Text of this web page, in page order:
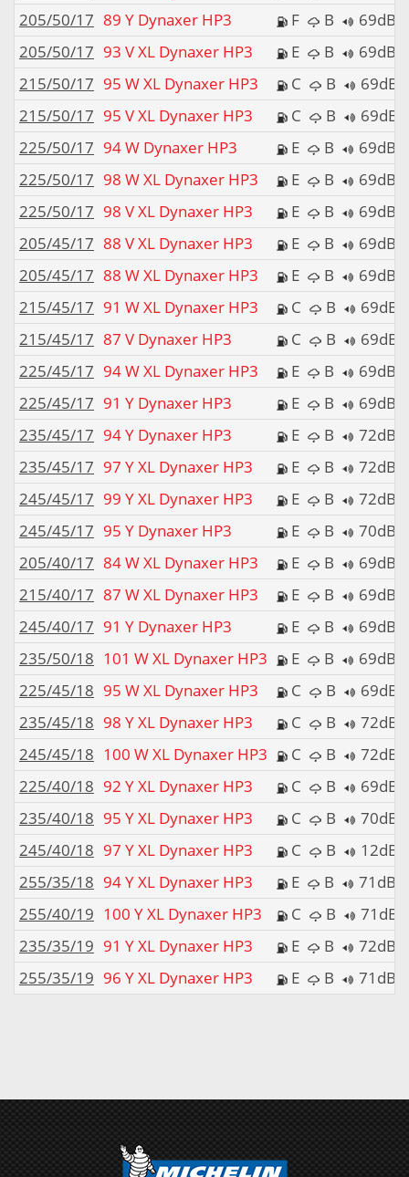
205/50/17 89 Y Dynaxer HP3 F B
69dB
205/50/17 93 V XL Dynaxer HP3 E B
69dB
215/50/17 95 W XL Dynaxer HP3 C B
69dB
215/50/17 95 V XL Dynaxer HP3 C B
69dB
225/50/17 94 W Dynaxer HP3 E B
69dB
225/50/17 98 W XL Dynaxer HP3 E B
69dB
225/50/17 98 V XL Dynaxer HP3 E B
69dB
205/45/17 88 V XL Dynaxer HP3 E B
69dB
205/45/17 88 W XL Dynaxer HP3 E B
69dB
215/45/17 91 W XL Dynaxer HP3 C B
69dB
215/45/17 87 V Dynaxer HP3 C B
69dB
225/45/17 94 W XL Dynaxer HP3 E B
69dB
225/45/17 91 Y Dynaxer HP3 E B
69dB
235/45/17 94 Y Dynaxer HP3 E B
72dB
235/45/17 97 Y XL Dynaxer HP3 E B
72dB
245/45/17 99 Y XL Dynaxer HP3 E B
72dB
245/45/17 95 Y Dynaxer HP3 E B
70dB
205/40/17 84 W XL Dynaxer HP3 E B
69dB
215/40/17 87 W XL Dynaxer HP3 E B
69dB
245/40/17 91 Y Dynaxer HP3 E B
69dB
235/50/18 101 W XL Dynaxer HP3 E B
69dB
225/45/18 95 W XL Dynaxer HP3 C B
69dB
235/45/18 98 Y XL Dynaxer HP3 C B
72dB
245/45/18 100 W XL Dynaxer HP3 C B
72dB
225/40/18 92 Y XL Dynaxer HP3 C B
69dB
235/40/18 95 Y XL Dynaxer HP3 C B
70dB
245/40/18 97 Y XL Dynaxer HP3 C B
12dB
255/35/18 94 Y XL Dynaxer HP3 E B
71dB
255/40/19 100 Y XL Dynaxer HP3 C B
71dB
235/35/19 91 Y XL Dynaxer HP3 E B
72dB
255/35/19 96 Y XL Dynaxer HP3 E B 71dB